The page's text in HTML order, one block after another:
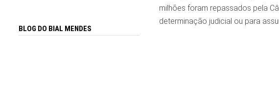
milhões foram repassados pela
determinação judicial ou para
BLOG DO BIAL MENDES